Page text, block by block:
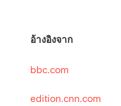
อ้างอิงจาก
bbc.com
edition.cnn.com